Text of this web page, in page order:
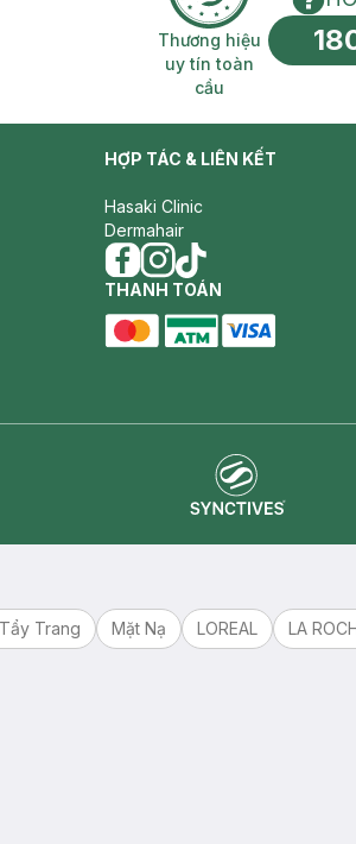
đổi trả miễn phí Thương hiệu uy
Thương hiệu
uy tín toàn
cầu
HỢP TÁC & LIÊN KẾT
Hasaki Clinic
Dermahair
facebook
instagram
tiktok
THANH TOÁN
Trang Mặt Nạ LOREAL LA